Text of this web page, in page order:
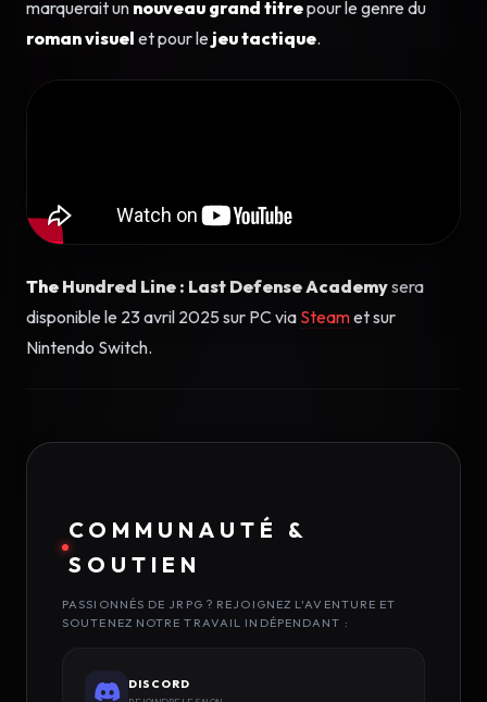
marquerait un nouveau grand titrepour le genre du
roman visuel et pour le jeu tactique.
The Hundred Line : Last Defense Academysera
disponible le 23 avril 2025 sur PC via Steamet sur
Nintendo Switch.
COMMUNAUTÉ &
SOUTIEN
PASSIONNÉS DE JRPG ? REJOIGNEZ L'AVENTURE ET
SOUTENEZ NOTRE TRAVAIL INDÉPENDANT :
DISCORD